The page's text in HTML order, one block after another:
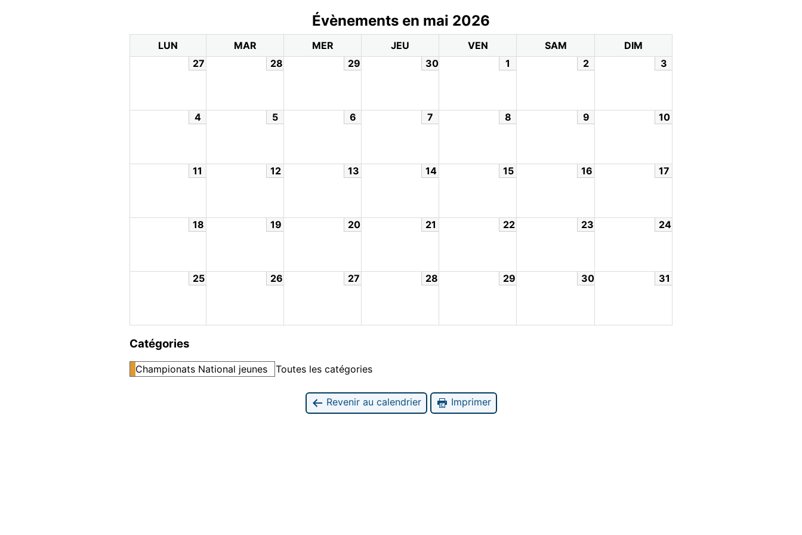
Évènements en mai 2026
LUN MAR MER JEU VEN SAM
DIM
27
28 29 30 1 2 3
4 5 6 7 8 9 10
11 12 13 14 15 16 17
18 19 20 21 22 23 24
25 26 27 28 29 30 31
Catégories
Championats National jeunes Toutes les catégories
Revenir au calendrier Imprimer